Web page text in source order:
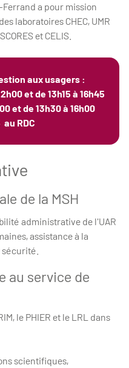
a pour mission
laboratoires CHEC, UMR
et CELIS.
aux usagers :
et de 13h15 à 16h45
et de 13h30 à 16h00
RDC
de la MSH
administrative de l'UAR
assistance à la
au service de
le PHIER et le LRL dans
scientifiques,